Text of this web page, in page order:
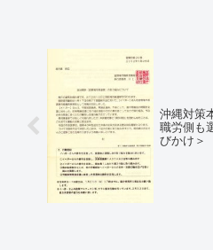
を啓発との詭弁による言論弾圧条
例の即時運用停止を求める陳情
沖縄対策
職労側も
びかけ＞